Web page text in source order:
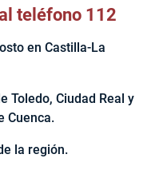
teléfono 112
en Castilla-La
Toledo, Ciudad Real y
Cuenca.
la región.